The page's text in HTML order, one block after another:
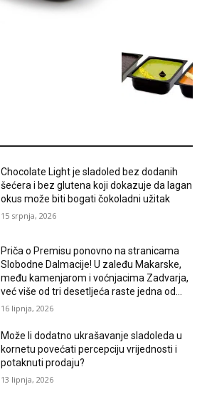
Chocolate Light je sladoled bez dodanih
šećera i bez glutena koji dokazuje da lagan
okus može biti bogati čokoladni užitak
15 srpnja, 2026
Priča o Premisu ponovno na stranicama
Slobodne Dalmacije! U zaleđu Makarske,
među kamenjarom i voćnjacima Zadvarja,
već više od tri desetljeća raste jedna od...
16 lipnja, 2026
Može li dodatno ukrašavanje sladoleda u
kornetu povećati percepciju vrijednosti i
potaknuti prodaju?
13 lipnja, 2026